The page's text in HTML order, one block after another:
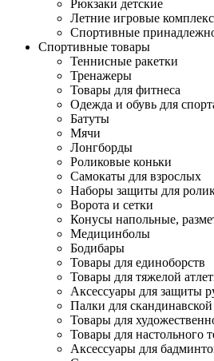
Рюкзаки детские
Летние игровые
Спортивные
Спортивные товары
Теннисные ракетки
Тренажеры
Товары для фитнеса
Одежда и обувь для
Батуты
Мячи
Лонгборды
Роликовые коньки
Самокаты для взрослых
Наборы защиты для
Ворота и сетки
Конусы напольные,
Медицинболы
Бодибары
Товары для единоборств
Товары для тяжелой
Аксессуары для защиты
Палки для
Товары для
Товары для настольного
Аксессуары для